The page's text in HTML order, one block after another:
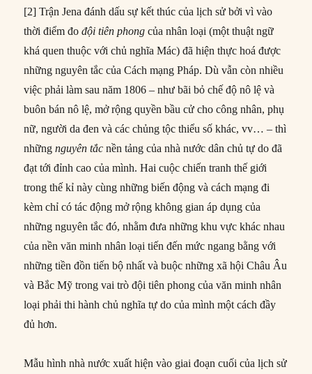
[2] Trận Jena đánh dấu sự kết thúc của lịch sử bởi vì vào
thời điểm đođội tiên phong của nhân loại (một thuật ngữ
khá quen thuộc với chủ nghĩa Mác) đã hiện thực hoá được
những nguyên tắc của Cách mạng Pháp. Dù vẫn còn nhiều
việc phải làm sau năm 1806 – như bãi bỏ chế độ nô lệ và
buôn bán nô lệ, mở rộng quyền bầu cử cho công nhân, phụ
nữ, người da đen và các chủng tộc thiểu số khác, vv… – thì
nhữngnguyên tắc nền tảng của nhà nước dân chủ tự do đã
đạt tới đỉnh cao của mình. Hai cuộc chiến tranh thế giới
trong thế kỉ này cùng những biến động và cách mạng đi
kèm chỉ có tác động mở rộng không gian áp dụng của
những nguyên tắc đó, nhằm đưa những khu vực khác nhau
của nền văn minh nhân loại tiến đến mức ngang bằng với
những tiền đồn tiến bộ nhất và buộc những xã hội Châu Âu
và Bắc Mỹ trong vai trò đội tiên phong của văn minh nhân
loại phải thi hành chủ nghĩa tự do của mình một cách đầy
đủ hơn.
Mẫu hình nhà nước xuất hiện vào giai đoạn cuối của lịch sử